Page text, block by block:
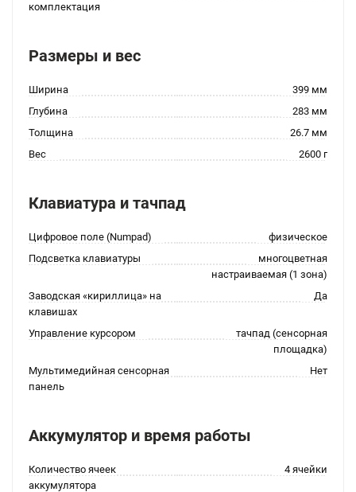
комплектация
Размеры и вес
Ширина
399 мм
Глубина
283 мм
Толщина
26.7 мм
Вес
2600 г
Клавиатура и тачпад
Цифровое поле (Numpad)
физическое
Подсветка клавиатуры
многоцветная
настраиваемая (1 зона)
Заводская «кириллица» на
клавишах
Да
Управление курсором
тачпад (сенсорная
площадка)
Мультимедийная сенсорная
панель
Нет
Аккумулятор и время работы
Количество ячеек
аккумулятора
4 ячейки